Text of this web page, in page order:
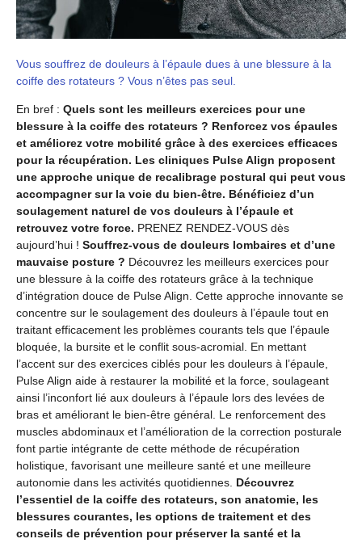
Vous souffrez de douleurs à l’épaule dues à une blessure à la
coiffe des rotateurs ? Vous n’êtes pas seul.
En bref : Quels sont les meilleurs exercices pour une
blessure à la coiffe des rotateurs ? Renforcez vos épaules
et améliorez votre mobilité grâce à des exercices efficaces
pour la récupération. Les cliniques Pulse Align proposent
une approche unique de recalibrage postural qui peut vous
accompagner sur la voie du bien-être. Bénéficiez d’un
soulagement naturel de vos douleurs à l’épaule et
retrouvez votre force. PRENEZ RENDEZ-VOUS dès
aujourd’hui ! Souffrez-vous de douleurs lombaires et d’une
mauvaise posture ? Découvrez les meilleurs exercices pour
une blessure à la coiffe des rotateurs grâce à la technique
d’intégration douce de Pulse Align. Cette approche innovante se
concentre sur le soulagement des douleurs à l’épaule tout en
traitant efficacement les problèmes courants tels que l’épaule
bloquée, la bursite et le conflit sous-acromial. En mettant
l’accent sur des exercices ciblés pour les douleurs à l’épaule,
Pulse Align aide à restaurer la mobilité et la force, soulageant
ainsi l’inconfort lié aux douleurs à l’épaule lors des levées de
bras et améliorant le bien-être général. Le renforcement des
muscles abdominaux et l’amélioration de la correction posturale
font partie intégrante de cette méthode de récupération
holistique, favorisant une meilleure santé et une meilleure
autonomie dans les activités quotidiennes. Découvrez
l’essentiel de la coiffe des rotateurs, son anatomie, les
blessures courantes, les options de traitement et des
conseils de prévention pour préserver la santé et la